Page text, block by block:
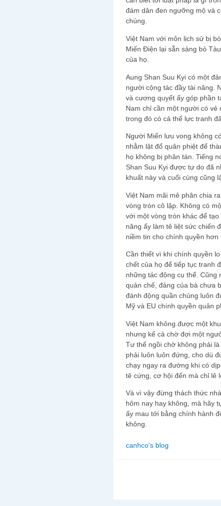
đám dân đen ngưỡng mộ và
chúng.
Việt Nam với môn lịch sử bị
Miến Điện lại sẵn sàng bỏ
của họ.
Aung Shan Suu Kyi có một
người cộng tác đầy tài năng.
và cương quyết ấy góp phần
Nam chỉ cần một người có vẻ
trong đó có cả thế lực tranh
Người Miến lưu vong không
nhằm lật đổ quân phiệt để
họ không bị phân tán. Tiếng
Shan Suu Kyi được tự do đã
khuất này và cuối cùng cũng
Việt Nam mãi mê phân chia
vòng tròn cô lập. Không có
với một vòng tròn khác để
năng ấy làm tê liệt sức chiến
niềm tin cho chính quyền
Cần thiết vì khi chính quyền
chết của họ để tiếp tục tranh
những tác động cụ thể. Cũng
quản chế, đảng của bà chưa
đánh động quần chúng luôn
Mỹ và EU chính quyền quân
Việt Nam không được một
nhưng kể cả chờ đợi một
Tư thế ngồi chờ không phải
phải luôn luôn đứng, cho dù
chạy ngay ra đường khi có
tê cứng, cơ hội đến mà chỉ lê
Và vì vậy đừng thách thức
hôm nay hay không, mà hãy
ấy mau tới bằng chính hành
không.
canhco's blog